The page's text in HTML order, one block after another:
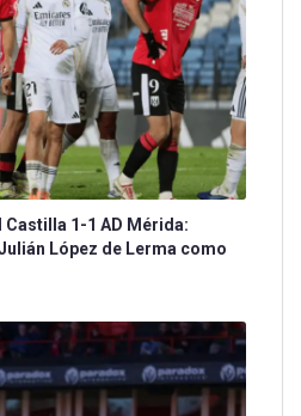
Castilla 1-1 AD Mérida:
López de Lerma como